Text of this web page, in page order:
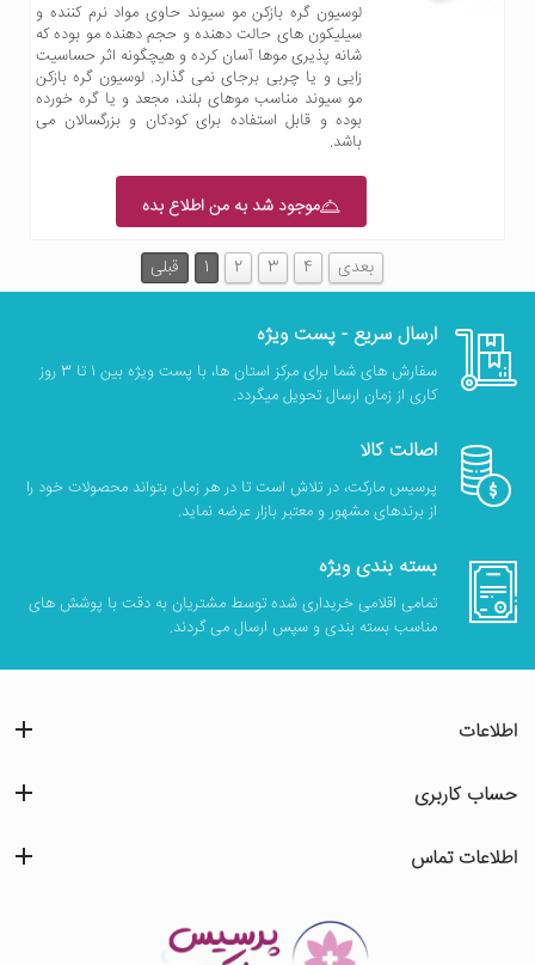
لوسیون گره بازکن مو سیوند حاوی مواد نرم کننده و
سیلیکون های حالت دهنده و حجم دهنده مو بوده که
شانه پذیری موها آسان کرده و هیچگونه اثر حساسیت
زایی و یا چربی برجای نمی گذارد. لوسیون گره بازکن
مو سیوند مناسب موهای بلند، مجعد و یا گره خورده
بوده و قابل استفاده برای کودکان و بزرگسالان می
باشد.
موجود شد به من اطلاع بده
قبلی 1 2 3 4 بعدی
ارسال سریع - پست ویژه
سفارش های شما برای مرکز استان ها، با پست ویژه بین 1 تا 3 روز
کاری از زمان ارسال تحویل میگردد.
اصالت کالا
پرسیس مارکت، در تلاش است تا در هر زمان بتواند محصولات خود را
از برندهای مشهور و معتبر بازار عرضه نماید.
بسته بندی ویژه
تمامی اقلامی خریداری شده توسط مشتریان به دقت با پوشش های
مناسب بسته بندی و سپس ارسال می گردند.
اطلاعات
حساب کاربری
اطلاعات تماس